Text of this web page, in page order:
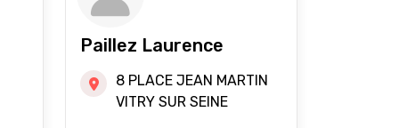
Paillez Laurence
8 PLACE JEAN MARTIN
VITRY SUR SEINE